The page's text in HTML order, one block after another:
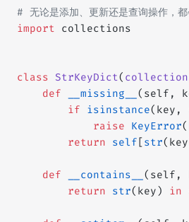
# 无论是添加、更新还是查询操作，
import collections
class StrKeyDict(
    def
__missing__ (self,
        if
isinstance(key,
            raise
KeyError
        return
self [ str
    def
__contains__ (self,
        return
str(key) in